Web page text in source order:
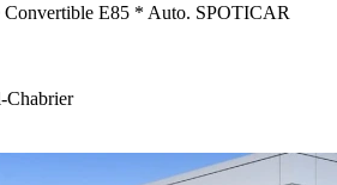
Convertible E85 * Auto. SPOTICAR
Chabrier